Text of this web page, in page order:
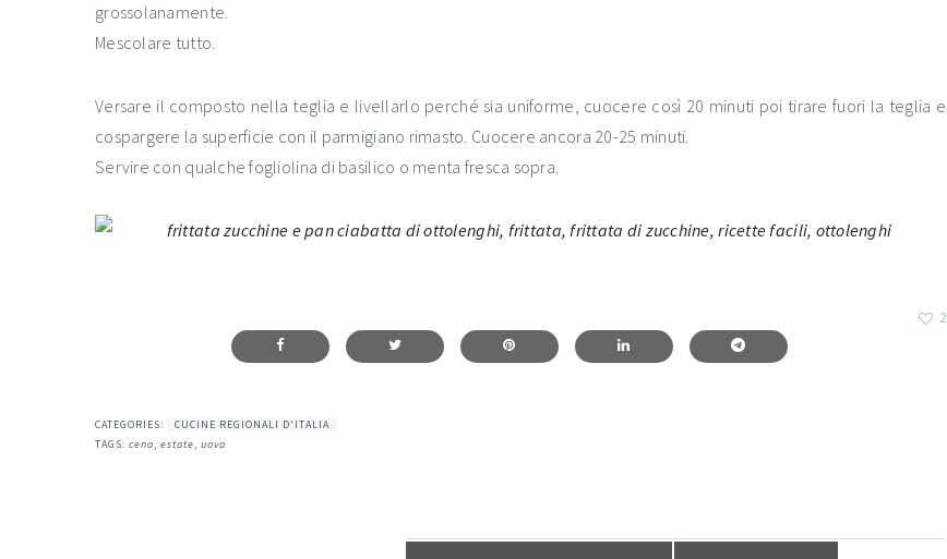
grossolanamente.
Mescolare tutto.
Versare il composto nella teglia e livellarlo perché sia uniforme, cuocere così 20 minuti poi tirare fuori la teglia e
cospargere la superficie con il parmigiano rimasto. Cuocere ancora 20-25 minuti.
Servire con qualche fogliolina di basilico o menta fresca sopra.
2
CATEGORIES:
CUCINE REGIONALI D'ITALIA
TAGS: cena, estate, uova